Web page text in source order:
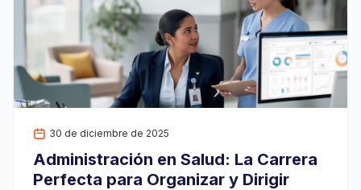
30 de diciembre de 2025
Administración en Salud: La Carrera
Perfecta para Organizar y Dirigir